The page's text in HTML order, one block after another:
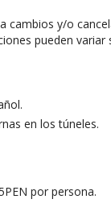
cambios y/o
pueden
en los túneles.
por persona.